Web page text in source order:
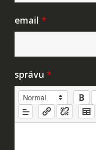
email *
správu *